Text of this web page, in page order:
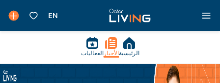
الرئيسية الأخبار الفعاليات